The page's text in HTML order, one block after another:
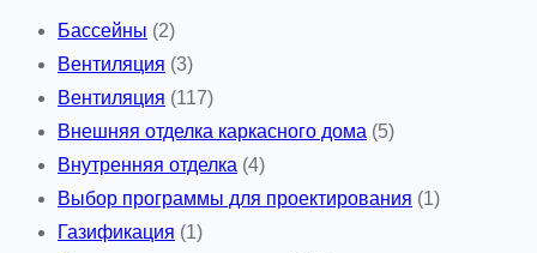
Бассейны (2)
Вентиляция (3)
Вентиляция (117)
Внешняя отделка каркасного дома (5)
Внутренняя отделка (4)
Выбор программы для проектирования (1)
Газификация (1)